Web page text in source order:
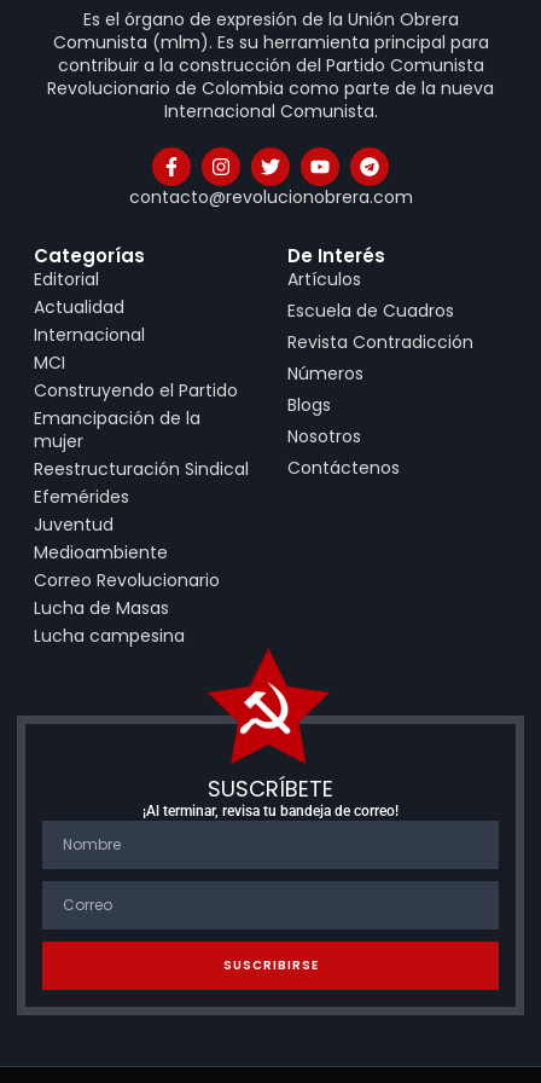
Es el órgano de expresión de la Unión Obrera
Comunista (mlm). Es su herramienta principal para
contribuir a la construcción del Partido Comunista
Revolucionario de Colombia como parte de la nueva
Internacional Comunista.
contacto@revolucionobrera.com
Categorías
Editorial
Actualidad
Internacional
MCI
Construyendo el Partido
Emancipación de la
mujer
Reestructuración Sindical
Efemérides
Juventud
Medioambiente
Correo Revolucionario
Lucha de Masas
Lucha campesina
De Interés
Artículos
Escuela de Cuadros
Revista Contradicción
Números
Blogs
Nosotros
Contáctenos
SUSCRÍBETE
¡Al terminar, revisa tu bandeja de correo!
SUSCRIBIRSE